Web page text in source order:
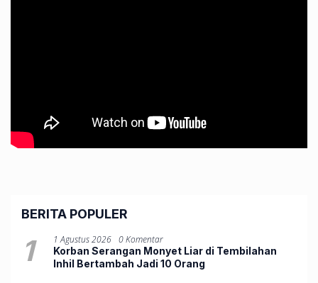
BERITA POPULER
1 1 Agustus 2026 0 Komentar
Korban Serangan Monyet Liar di Tembilahan
Inhil Bertambah Jadi 10 Orang